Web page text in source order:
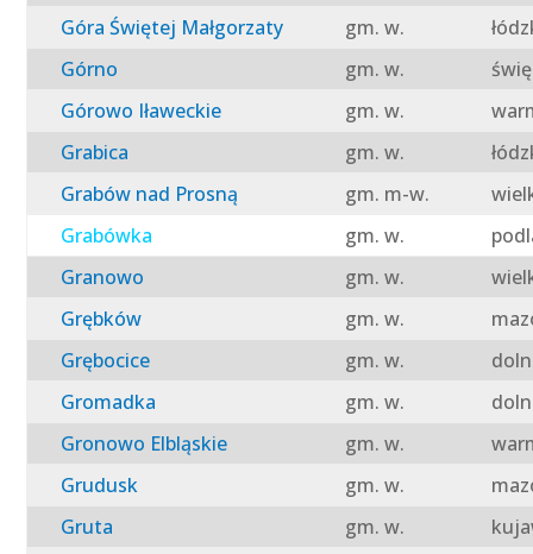
Góra Świętej Małgorzaty
gm. w.
Górno
gm. w.
Górowo Iławeckie
gm. w.
Grabica
gm. w.
Grabów nad Prosną
gm. m-w.
Grabówka
gm. w.
Granowo
gm. w.
Grębków
gm. w.
Grębocice
gm. w.
Gromadka
gm. w.
Gronowo Elbląskie
gm. w.
Grudusk
gm. w.
Gruta
gm. w.